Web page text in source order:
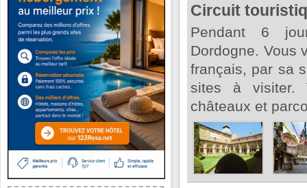
Circuit
Pendant 6
Dordogne. Vous
français, par sa
sites à visiter.
châteaux et